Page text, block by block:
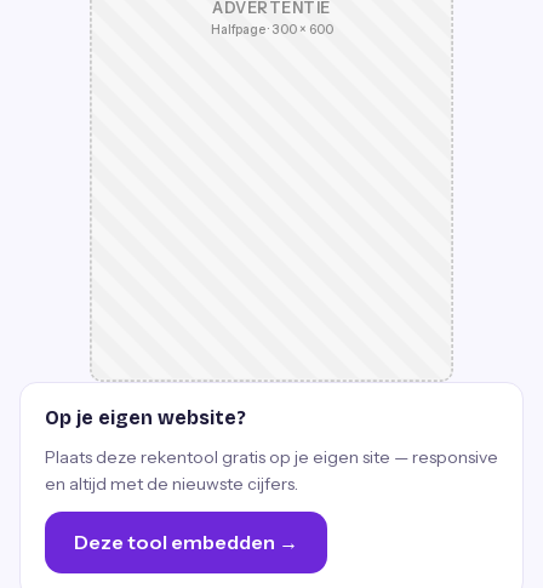
ADVERTENTIE
Halfpage · 300 × 600
Op je eigen website?
Plaats deze rekentool gratis op je eigen site — responsive
en altijd met de nieuwste cijfers.
Deze tool embedden →